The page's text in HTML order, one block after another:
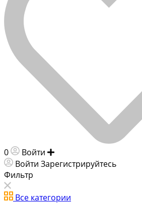
0 Войти
Войти Зарегистрируйтесь
Фильтр
Все категории